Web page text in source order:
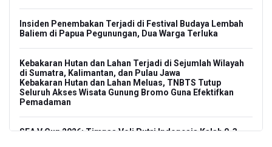
Insiden Penembakan Terjadi di Festival Budaya Lembah
Baliem di Papua Pegunungan, Dua Warga Terluka
Kebakaran Hutan dan Lahan Terjadi di Sejumlah Wilayah
di Sumatra, Kalimantan, dan Pulau Jawa
Kebakaran Hutan dan Lahan Meluas, TNBTS Tutup
Seluruh Akses Wisata Gunung Bromo Guna Efektifkan
Pemadaman
SEA V Cup 2026: Timnas Voli Putri Indonesia Kalah 0-3